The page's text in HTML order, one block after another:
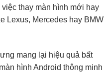
thay màn hình mới hay
Lexus, Mercedes hay BMW
mang lại hiệu quả bất
hình Android thông minh